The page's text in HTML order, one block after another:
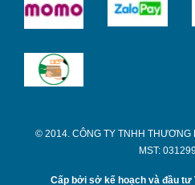
© 2014. CÔNG TY TNHH THƯƠNG
MST:
Cấp bởi sở kế hoạch và đầu tư